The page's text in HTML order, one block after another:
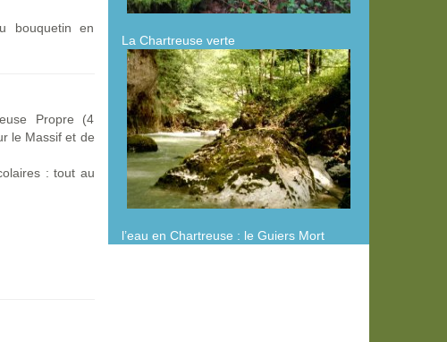
bouquetin en
Propre (4
le Massif et de
: tout au
La Chartreuse verte
l’eau en Chartreuse : le Guiers Mort